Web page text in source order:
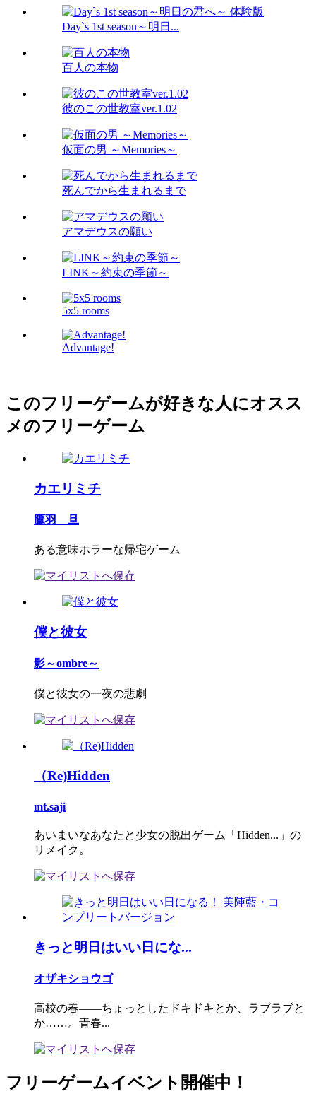
Day`s 1st season～明日...
百人の本物
彼のこの世教室ver.1.02
仮面の男 ～Memories～
死んでから生まれるまで
アマデウスの願い
LINK～約束の季節～
5x5 rooms
Advantage!
このフリーゲームが好きな人にオスス
メのフリーゲーム
カエリミチ
鷹羽 旦
ある意味ホラーな帰宅ゲーム
僕と彼女
影～ombre～
僕と彼女の一夜の悲劇
（Re)Hidden
mt.saji
あいまいなあなたと少女の脱出ゲーム「Hidden...」の
リメイク。
きっと明日はいい日にな...
オザキショウゴ
高校の春――ちょっとしたドキドキとか、ラブラブと
か……。青春...
フリーゲームイベント開催中！